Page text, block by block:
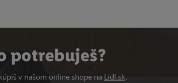
potrebuješ?
v našom online shope na Lidl.sk.